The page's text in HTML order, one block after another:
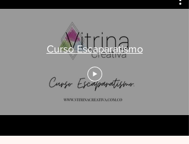
Curso Escaparatismo